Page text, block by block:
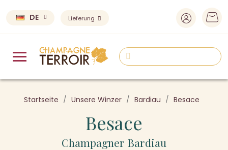
DE Lieferung
Startseite Unsere Winzer Bardiau Besace
Besace
Champagner Bardiau